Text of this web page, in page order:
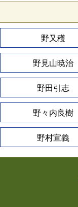
野又穫
野見山暁治
野田引志
野々内良樹
野村宣義